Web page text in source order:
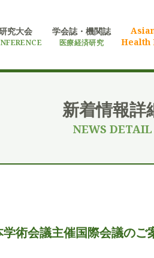
究大会 学会誌・機関誌
医療経済研究
Health
新着情報詳
NEWS DETAIL
学術会議主催国際会議のご